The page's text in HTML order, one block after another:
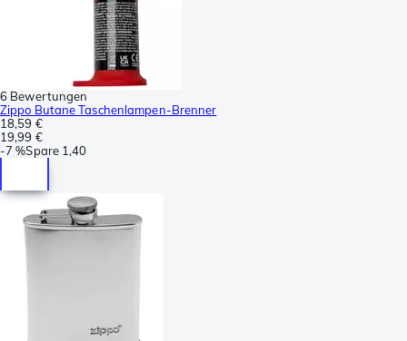
6 Bewertungen
Zippo Butane Taschenlampen-Brenner
18,59 €
19,99 €
-7 %Spare 1,40